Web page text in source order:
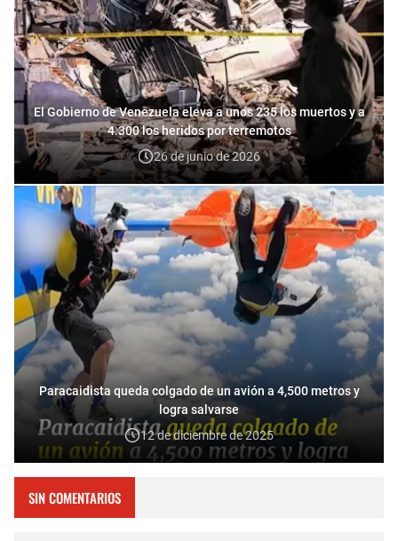
El Gobierno de Venezuela eleva a unos 235 los muertos y a
4.300 los heridos por terremotos
26 de junio de 2026
Paracaidista queda colgado de un avión a 4,500 metros y
logra salvarse
12 de diciembre de 2025
SIN COMENTARIOS